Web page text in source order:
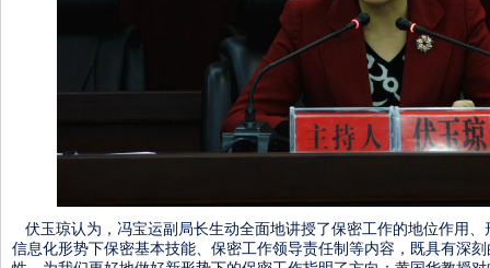
伏玉琼认为，冯宝运副局长生动全面地讲授了保密工作的地位作用
信息化形势下保密基本技能、保密工作领导责任制等内容，既具有深